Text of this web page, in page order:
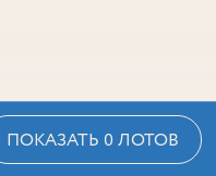
ПОКАЗАТЬ 0 ЛОТОВ